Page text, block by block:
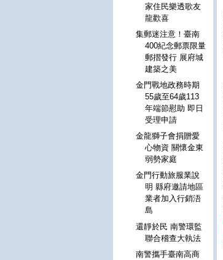
家住民樂透歌友
龍歡喜
集郵迷注意！臺南
400紀念郵票限量
郵摺發行 展府城
建築之美
金門戰地政務時期
55歲至64歲113
年端節慰助 即日
受理申請
金龍獅子會捐贈愛
心物資 關懷金東
弱勢家庭
金門行動旅服業說
明 縣府邀請地區
業者加入行銷浯
島
還靜於民 南警環監
聯合稽查大執法
南警攜手臺南高商